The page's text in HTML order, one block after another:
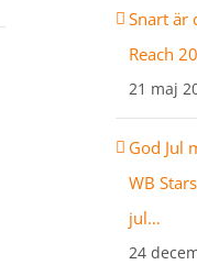
Snart är
Reach
21 maj
God Jul
WB
jul…
24